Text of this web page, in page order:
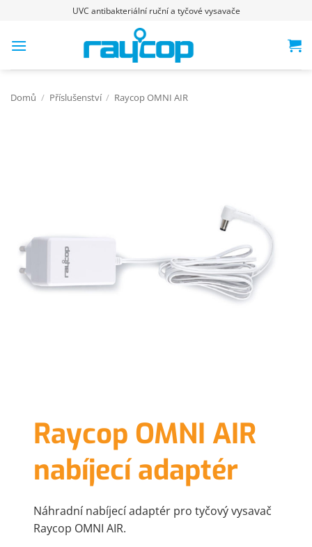
obsah
UVC antibakteriální ruční a tyčové vysavače
Domů / Příslušenství / Raycop OMNI AIR
Raycop OMNI AIR
nabíjecí adaptér
Náhradní nabíjecí adaptér pro tyčový vysavač
Raycop OMNI AIR.